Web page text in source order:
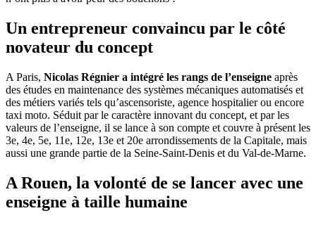
Un entrepreneur convaincu par le côté
novateur du concept
A Paris, Nicolas Régnier a intégré les rangs de l’enseigne après
des études en maintenance des systèmes mécaniques automatisés et
des métiers variés tels qu’ascensoriste, agence hospitalier ou encore
taxi moto. Séduit par le caractère innovant du concept, et par les
valeurs de l’enseigne, il se lance à son compte et couvre à présent les
3e, 4e, 5e, 11e, 12e, 13e et 20e arrondissements de la Capitale, mais
aussi une grande partie de la Seine-Saint-Denis et du Val-de-Marne.
A Rouen, la volonté de se lancer avec une
enseigne à taille humaine